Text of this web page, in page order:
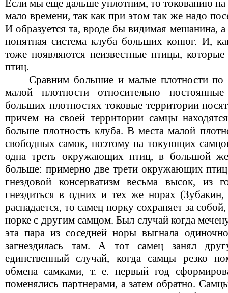
Если мы еще дальше уплотним, то токованию на
мало времени, так как при этом так же надо
И образуется та, вроде бы видимая мешанина,
понятная система клуба больших конюг. И,
тоже появляются неизвестные птицы,
птиц.
Сравним большие и малые плотности по
малой плотности относительно
больших плотностях токовые территории
причем на своей территории самцы
больше плотность клуба. В места малой
свободных самок, поэтому на токующих
одна треть окружающих птиц, в большой
больше: примерно две трети окружающих
гнездовой консерватизм весьма высок, из
гнездиться в одних и тех же норах
распадается, то самец норку сохраняет за
норке с другим самцом. Был случай когда
эта пара из соседней норы выгнала
загнездилась там. А тот самец занял
единственный случай, когда самцы резко
обмена самками, т. е. первый год
поменялись партнерами, а затем обратно.